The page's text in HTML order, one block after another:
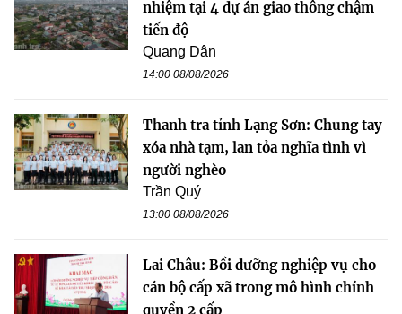
nhiệm tại 4 dự án giao thông chậm
tiến độ
Quang Dân
14:00 08/08/2026
Thanh tra tỉnh Lạng Sơn: Chung tay
xóa nhà tạm, lan tỏa nghĩa tình vì
người nghèo
Trần Quý
13:00 08/08/2026
Lai Châu: Bồi dưỡng nghiệp vụ cho
cán bộ cấp xã trong mô hình chính
quyền 2 cấp